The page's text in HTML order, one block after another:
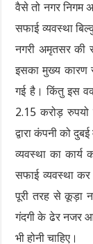
वैसे तो नगर निगम
सफाई व्यवस्था
नगरी अमृतसर की
इसका मुख्य कारण
गई है। किंतु इस
2.15 करोड़
द्वारा कंपनी को
व्यवस्था का
सफाई व्यवस्था
पूरी तरह से कूड़ा
गंदगी के ढेर नजर
भी होनी चाहिए।